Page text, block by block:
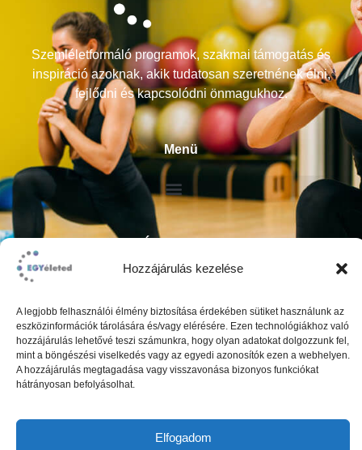
Hozzájárulás kezelése
A legjobb felhasználói élmény biztosítása érdekében sütiket használunk az
eszközinformációk tárolására és/vagy elérésére. Ezen technológiákhoz való
hozzájárulás lehetővé teszi számunkra, hogy olyan adatokat dolgozzunk fel,
mint a böngészési viselkedés vagy az egyedi azonosítók ezen a webhelyen.
A hozzájárulás megtagadása vagy visszavonása bizonyos funkciókat
hátrányosan befolyásolhat.
Elfogadom
Szemléletformáló programok, szakmai támogatás és
inspiráció azoknak, akik tudatosan szeretnének élni,
fejlődni és kapcsolódni önmagukhoz.
Menü
Adatkezelési tájékoztató